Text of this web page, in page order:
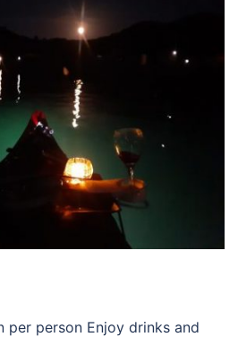
per person Enjoy drinks and